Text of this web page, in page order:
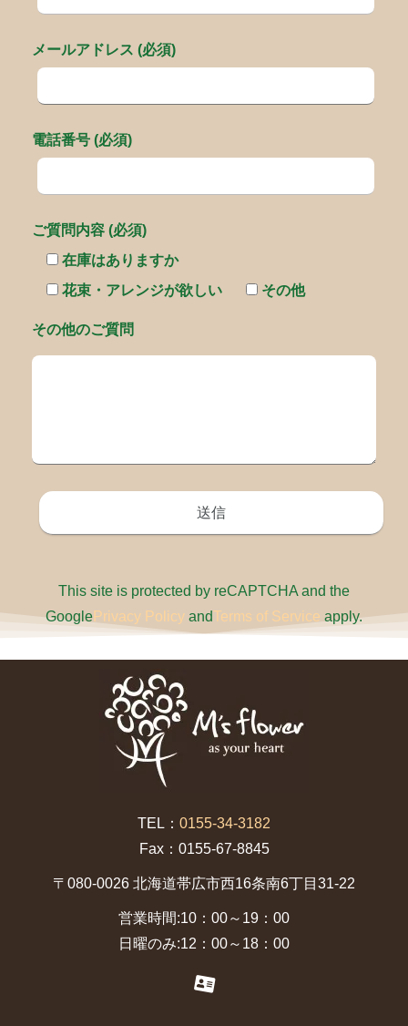
メールアドレス (必須)
電話番号 (必須)
ご質問内容 (必須)
在庫はありますか
花束・アレンジが欲しい
その他
その他のご質問
This site is protected by reCAPTCHA and the
GooglePrivacy Policy andTerms of Service apply.
TEL： 0155-34-3182
Fax：0155-67-8845
〒080-0026 北海道帯広市西16条南6丁目31-22
営業時間:10：00～19：00
日曜のみ:12：00～18：00